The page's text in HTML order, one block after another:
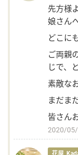
先方様
娘さん
どこに
ご両親
じで、
素敵な
まだま
皆さん
2020/
花屋